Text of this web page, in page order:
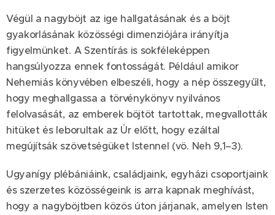
Végül a nagyböjt az ige hallgatásának és a böjt
gyakorlásának közösségi dimenziójára irányítja
figyelmünket. A Szentírás is sokféleképpen
hangsúlyozza ennek fontosságát. Például amikor
Nehemiás könyvében elbeszéli, hogy a nép összegyűlt,
hogy meghallgassa a törvénykönyv nyilvános
felolvasását, az emberek böjtöt tartottak, megvallották
hitüket és leborultak az Úr előtt, hogy ezáltal
megújítsák szövetségüket Istennel (vö. Neh 9,1–3).
Ugyanígy plébániáink, családjaink, egyházi csoportjaink
és szerzetes közösségeink is arra kapnak meghívást,
hogy a nagyböjtben közös úton járjanak, amelyen Isten